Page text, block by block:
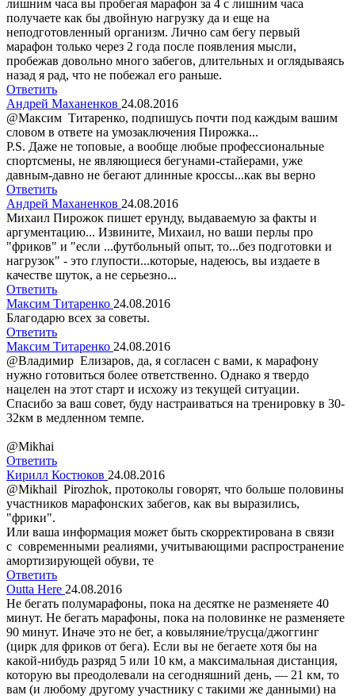
лишним часа вы пробегая марафон за 4 с лишним часа
получаете как бы двойную нагрузку да и еще на
неподготовленный организм. Лично сам бегу первый
марафон только через 2 года после появления мысли,
пробежав довольно много забегов, длительных и оглядываясь
назад я рад, что не побежал его раньше.
Ответить
Андрей Маханенков 24.08.2016
@Максим Титаренко, подпишусь почти под каждым вашим
словом в ответе на умозаключения Пирожка...
P.S. Даже не топовые, а вообще любые профессиональные
спортсмены, не являющиеся бегунами-стайерами, уже
давным-давно не бегают длинные кроссы...как вы верно
Ответить
Андрей Маханенков 24.08.2016
Михаил Пирожок пишет ерунду, выдаваемую за факты и
аргументацию... Извините, Михаил, но ваши перлы про
"фриков" и "если ...футбольный опыт, то...без подготовки и
нагрузок" - это глупости...которые, надеюсь, вы издаете в
качестве шуток, а не серьезно...
Ответить
Максим Титаренко 24.08.2016
Благодарю всех за советы.
Ответить
Максим Титаренко 24.08.2016
@Владимир Елизаров, да, я согласен с вами, к марафону
нужно готовиться более ответственно. Однако я твердо
нацелен на этот старт и исхожу из текущей ситуации.
Спасибо за ваш совет, буду настраиваться на тренировку в 30-
32км в медленном темпе.
@Мikhai
Ответить
Кирилл Костюков 24.08.2016
@Мikhail Рirozhok, протоколы говорят, что больше половины
участников марафонских забегов, как вы выразились,
"фрики".
Или ваша информация может быть скорректирована в связи
с современными реалиями, учитывающими распространение
амортизирующей обуви, те
Ответить
Outta Here 24.08.2016
Не бегать полумарафоны, пока на десятке не разменяете 40
минут. Не бегать марафоны, пока на половинке не разменяете
90 минут. Иначе это не бег, а ковыляние/трусца/джоггинг
(цирк для фриков от бега). Если вы не бегаете хотя бы на
какой-нибудь разряд 5 или 10 км, а максимальная дистанция,
которую вы преодолевали на сегодняшний день, — 21 км, то
вам (и любому другому участнику с такими же данными) на